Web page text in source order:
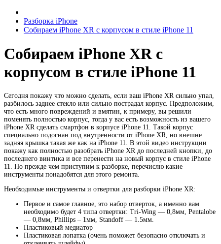
Разборка iPhone
Собираем iPhone XR с корпусом в стиле iPhone 11
Собираем iPhone XR с
корпусом в стиле iPhone 11
Сегодня покажу что можно сделать, если ваш iPhone XR сильно упал,
разбилось заднее стекло или сильно пострадал корпус. Предположим,
что есть много повреждений и вмятин, к примеру, вы решили
поменять полностью корпус, тогда у вас есть возможность из вашего
iPhone XR сделать смартфон в корпусе iPhone 11. Такой корпус
специально подогнан под внутренности от iPhone XR, но внешне
задняя крышка такая же как на iPhone 11. В этой видео инструкции
покажу как полностью разобрать iPhone XR до последней кнопки, до
последнего винтика и все перенести на новый корпус в стиле iPhone
11. Но прежде чем приступим к разборке, перечислю какие
инструменты понадобятся для этого ремонта.
Необходимые инструменты и отвертки для разборки iPhone XR:
Первое и самое главное, это набор отверток, а именно вам
необходимо будет 4 типа отвертки: Tri-Wing — 0,8мм, Pentalobe
— 0,8мм, Phillips – 1мм, Standoff — 1.5мм.
Пластиковый медиатор
Пластиковая лопатка (очень поможет безопасно отключать и